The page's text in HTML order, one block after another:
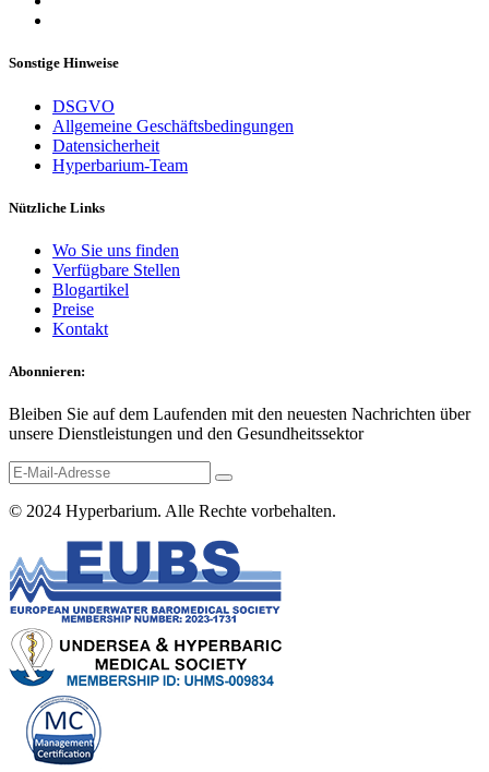
Sonstige Hinweise
DSGVO
Allgemeine Geschäftsbedingungen
Datensicherheit
Hyperbarium-Team
Nützliche Links
Wo Sie uns finden
Verfügbare Stellen
Blogartikel
Preise
Kontakt
Abonnieren:
Bleiben Sie auf dem Laufenden mit den neuesten Nachrichten über
unsere Dienstleistungen und den Gesundheitssektor
© 2024 Hyperbarium. Alle Rechte vorbehalten.